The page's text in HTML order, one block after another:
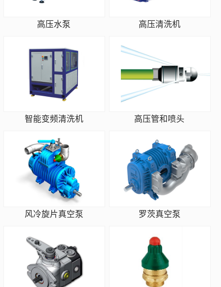
高压水泵 高压清洗机
智能变频清洗机 高压管和喷头
风冷旋片真空泵 罗茨真空泵